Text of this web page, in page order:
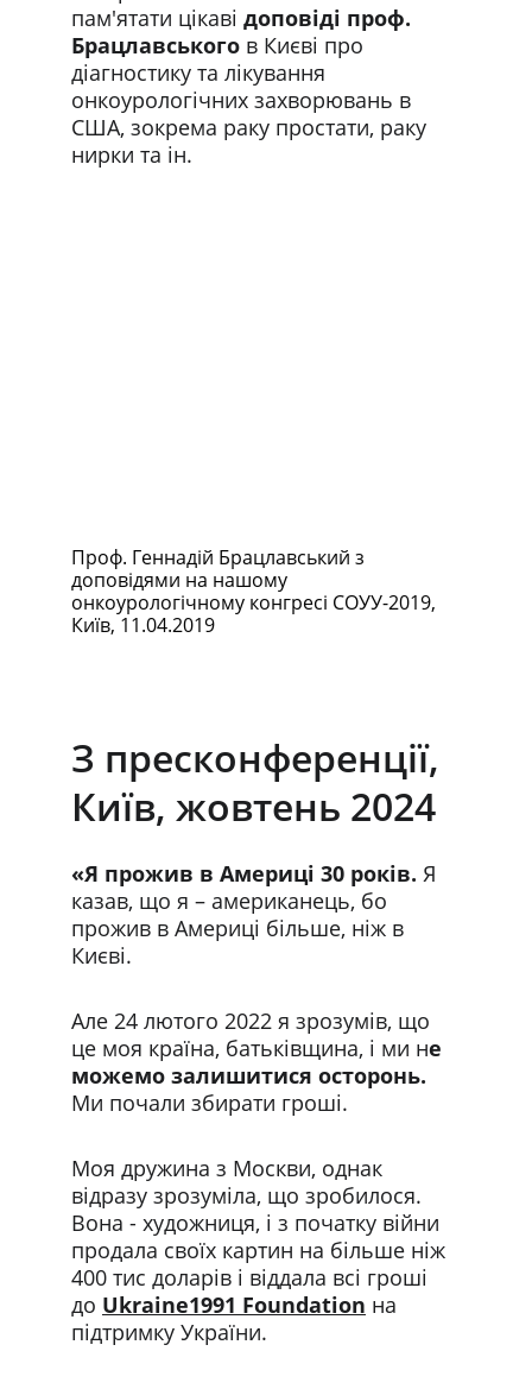
пам'ятати цікаві доповіді проф.
Брацлавського в Києві про
діагностику та лікування
онкоурологічних захворювань в
США, зокрема раку простати, раку
нирки та ін.
Проф. Геннадій Брацлавський з
доповідями на нашому
онкоурологічному конгресі СОУУ-2019,
Київ, 11.04.2019
З пресконференції,
Київ, жовтень 2024
«Я прожив в Америці 30 років. Я
казав, що я – американець, бо
прожив в Америці більше, ніж в
Києві.
Але 24 лютого 2022 я зрозумів, що
це моя країна, батьківщина, і ми не
можемо залишитися осторонь.
Ми почали збирати гроші.
Моя дружина з Москви, однак
відразу зрозуміла, що зробилося.
Вона - художниця, і з початку війни
продала своїх картин на більше ніж
400 тис доларів і віддала всі гроші
до Ukraine1991 Foundation на
підтримку України.